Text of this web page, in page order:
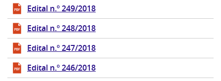
Edital n.º 249/2018
Edital n.º 248/2018
Edital n.º 247/2018
Edital n.º 246/2018